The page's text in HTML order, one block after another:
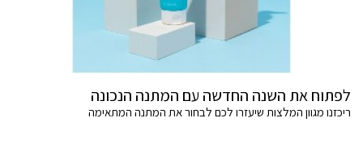
לפתוח את השנה החדשה עם המתנה הנכונה
ריכזנו מגוון המלצות שיעזרו לכם לבחור את המתנה המתאימה